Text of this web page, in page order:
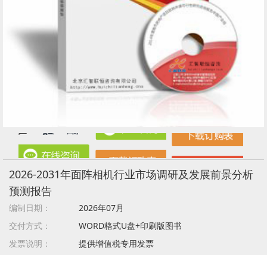
2026-2031年面阵相机行业市场调研及发展前景分析
预测报告
编制日期：
2026年07月
交付方式：
WORD格式U盘+印刷版图书
发票说明：
提供增值税专用发票